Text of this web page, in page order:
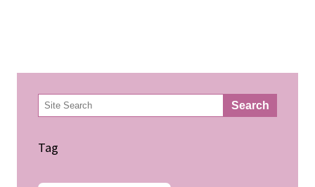
検
索 Search
Tag